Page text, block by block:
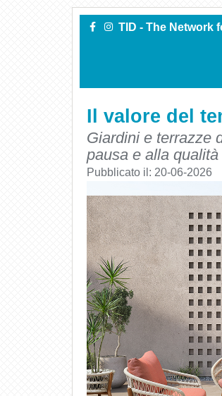
TID - The Network
Il valore del
Giardini e terrazze
pausa e alla
Pubblicato il: 20-06-2026